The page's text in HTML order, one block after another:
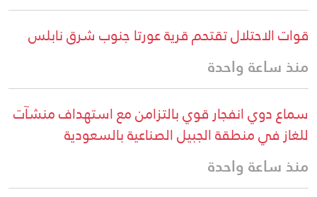
قوات الاحتلال تقتحم قرية عورتا جنوب شرق نابلس
منذ ساعة واحدة
سماع دوي انفجار قوي بالتزامن مع استهداف منشآت
للغاز في منطقة الجبيل الصناعية بالسعودية
منذ ساعة واحدة